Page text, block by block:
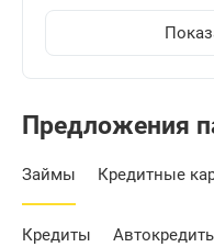
Предложения
Займы Кредитные
Кредиты